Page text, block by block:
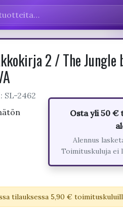
2 / The Jungle
SL-2462
Osta yli 50 €
Alennus
Toimituskuluja ei
tilauksessa 5,90 €